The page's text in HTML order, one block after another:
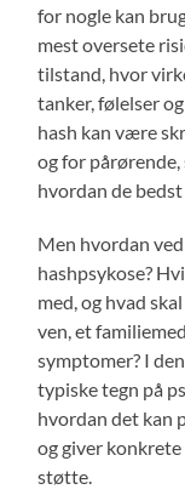
for nogle kan
mest oversete
tilstand, hvor
tanker, følelser
hash kan være
og for pårørende,
hvordan de
Men hvordan
hashpsykose?
med, og hvad
ven, et
symptomer? I
typiske tegn på
hvordan det kan
og giver
støtte.